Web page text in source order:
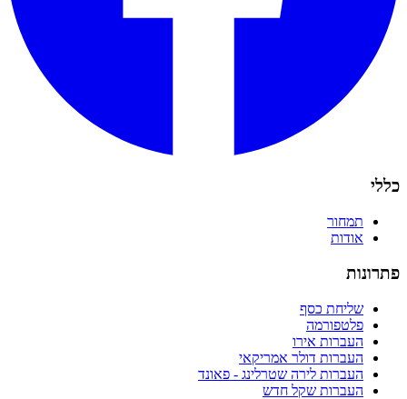
כללי
תמחור
אודות
פתרונות
שליחת כסף
פלטפורמה
העברות אירו
העברות דולר אמריקאי
העברות לירה שטרלינג - פאונד
העברות שקל חדש